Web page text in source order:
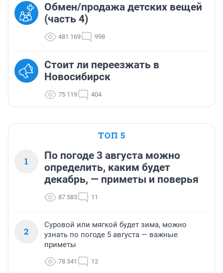
Обмен/продажа детских вещей
(часть 4)
481 169 998
Стоит ли переезжать в
Новосибирск
75 119 404
ТОП 5
1
По погоде 3 августа можно
определить, каким будет
декабрь, — приметы и поверья
87 583 11
2
Суровой или мягкой будет зима, можно
узнать по погоде 5 августа — важные
приметы
78 341 12